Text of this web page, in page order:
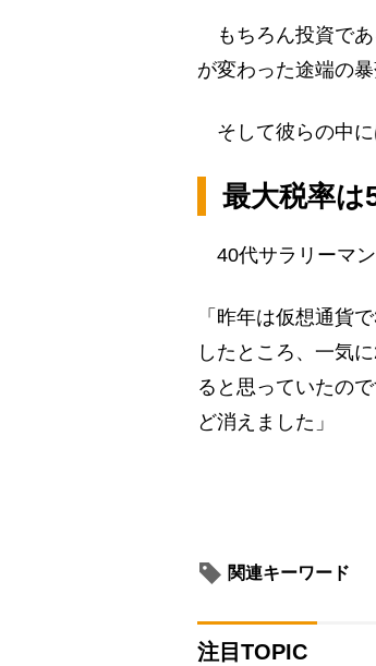
もちろん投資であ
が変わった途端の
そして彼らの中に
最大税率は
40代サラリーマン
「昨年は仮想通貨
したところ、一気
ると思っていたの
ど消えました」
関連キーワード
注目TOPIC